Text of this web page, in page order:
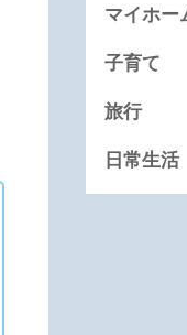
マイホー
子育て
旅行
日常生活